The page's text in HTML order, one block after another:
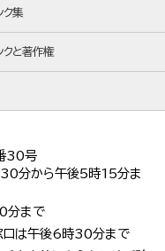
ク集
クと著作権
30号
分から午後5時15分ま
分まで
口は午後6時30分まで